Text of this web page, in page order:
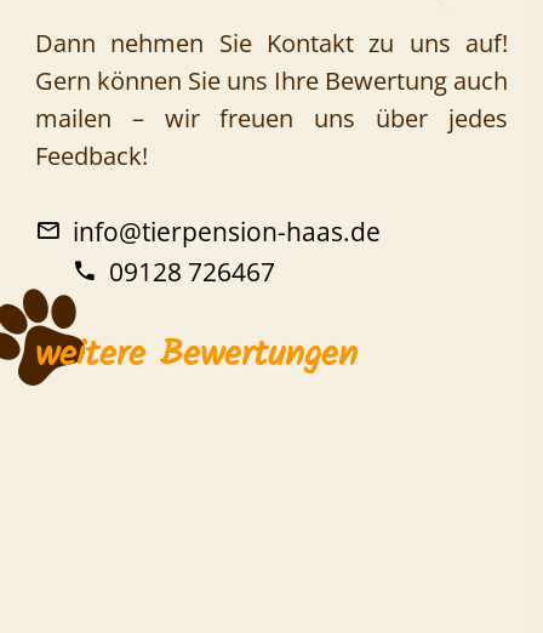
Dann nehmen Sie Kontakt zu uns auf!
Gern können Sie uns Ihre Bewertung auch
mailen – wir freuen uns über jedes
Feedback!
info@tierpension-haas.de
09128 726467
weitere Bewertungen